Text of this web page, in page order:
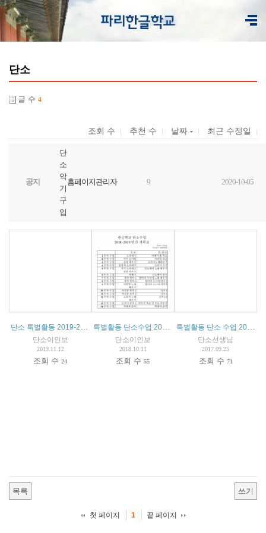
단소
글 수 4
조회 수 추천 수 날짜 최근 수정일
공지
단
소
악
기
구
입
홈페이지관리자 9 2020-10-05
단소 특별활동 2019-2020 연간 계획서
단소이인보
2019.11.12
조회 수24
특별활동 단소수업 2018-2019 연간 계획표
단소이인보
2018.10.11
조회 수55
특별활동 단소 수업 2017- 2018 계획서
단소선생님
2017.09.25
조회 수 71
목록 쓰기
첫 페이지 1 끝 페이지